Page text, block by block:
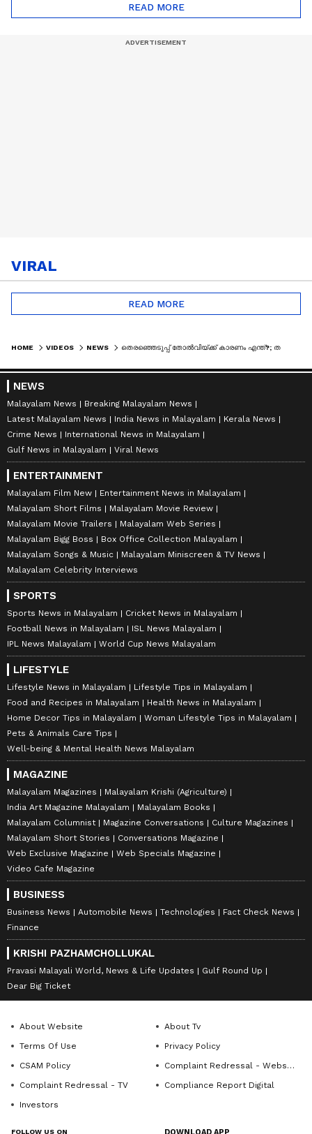
READ MORE
VIRAL
READ MORE
HOME VIDEOS NEWS
NEWS
Malayalam News
Breaking Malayalam News
Latest Malayalam News
India News in Malayalam
Kerala News
Crime News
International News in Malayalam
Gulf News in Malayalam
Viral News
ENTERTAINMENT
Malayalam Film New
Entertainment News in Malayalam
Malayalam Short Films
Malayalam Movie Review
Malayalam Movie Trailers
Malayalam Web Series
Malayalam Bigg Boss
Box Office Collection Malayalam
Malayalam Songs & Music
Malayalam Miniscreen & TV News
Malayalam Celebrity Interviews
SPORTS
Sports News in Malayalam
Cricket News in Malayalam
Football News in Malayalam
ISL News Malayalam
IPL News Malayalam
World Cup News Malayalam
LIFESTYLE
Lifestyle News in Malayalam
Lifestyle Tips in Malayalam
Food and Recipes in Malayalam
Health News in Malayalam
Home Decor Tips in Malayalam
Woman Lifestyle Tips in Malayalam
Pets & Animals Care Tips
Well-being & Mental Health News Malayalam
MAGAZINE
Malayalam Magazines
Malayalam Krishi (Agriculture)
India Art Magazine Malayalam
Malayalam Books
Malayalam Columnist
Magazine Conversations
Culture Magazines
Malayalam Short Stories
Conversations Magazine
Web Exclusive Magazine
Web Specials Magazine
Video Cafe Magazine
BUSINESS
Business News Automobile News Technologies
Fact Check News
Finance
KRISHI PAZHAMCHOLLUKAL
Pravasi Malayali World, News & Life Updates
Gulf Round Up
Dear Big Ticket
About Website
About Tv
Terms Of Use
Privacy Policy
CSAM Policy
Complaint Redressal - Website
Complaint Redressal - TV
Compliance Report Digital
Investors
FOLLOW US ON DOWNLOAD APP